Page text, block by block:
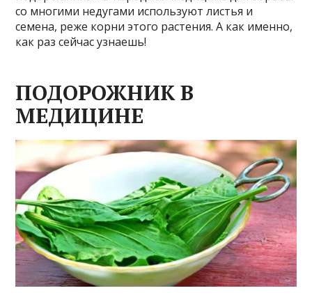
со многими недугами используют листья и
семена, реже корни этого растения. А как именно,
как раз сейчас узнаешь!
ПОДОРОЖНИК В
МЕДИЦИНЕ